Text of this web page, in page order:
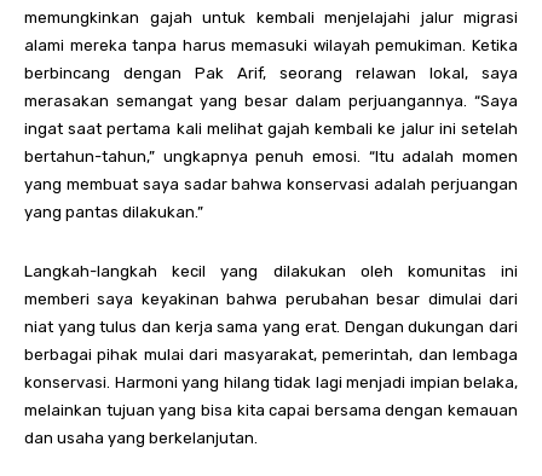
memungkinkan gajah untuk kembali menjelajahi jalur migrasi
alami mereka tanpa harus memasuki wilayah pemukiman. Ketika
berbincang dengan Pak Arif, seorang relawan lokal, saya
merasakan semangat yang besar dalam perjuangannya. “Saya
ingat saat pertama kali melihat gajah kembali ke jalur ini setelah
bertahun-tahun,” ungkapnya penuh emosi. “Itu adalah momen
yang membuat saya sadar bahwa konservasi adalah perjuangan
yang pantas dilakukan.”
Langkah-langkah kecil yang dilakukan oleh komunitas ini
memberi saya keyakinan bahwa perubahan besar dimulai dari
niat yang tulus dan kerja sama yang erat. Dengan dukungan dari
berbagai pihak mulai dari masyarakat, pemerintah, dan lembaga
konservasi. Harmoni yang hilang tidak lagi menjadi impian belaka,
melainkan tujuan yang bisa kita capai bersama dengan kemauan
dan usaha yang berkelanjutan.